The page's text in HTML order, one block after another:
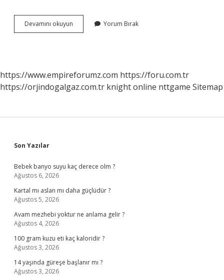
Devamını okuyun Dünyanın
En
Yorum Bırak
https://www.empireforumz.com https://foru.com.tr
https://orjindogalgaz.com.tr knight online nttgame Sitemap
Sidebar
Son Yazılar
Bebek banyo suyu kaç derece olm ?
Ağustos 6, 2026
Kartal mı aslan mı daha güçlüdür ?
Ağustos 5, 2026
Avam mezhebi yoktur ne anlama gelir ?
Ağustos 4, 2026
100 gram kuzu eti kaç kaloridir ?
Ağustos 3, 2026
14 yaşında güreşe başlanır mı ?
Ağustos 3, 2026